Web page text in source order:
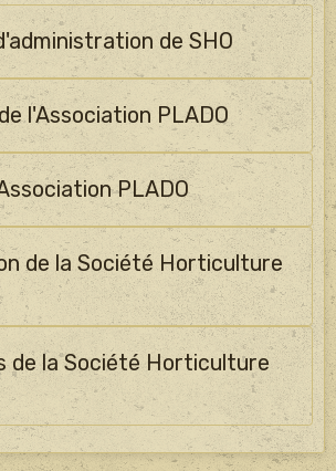
de SHO
l'Association PLADO
PLADO
de la Société Horticulture
de la Société Horticulture